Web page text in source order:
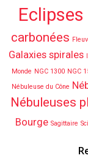
Eclipses
carbonées
Galaxies spirales
Monde NGC 1300 NGC
Nébuleuse du Cône
Nébuleuses
Bourge Sagittaire